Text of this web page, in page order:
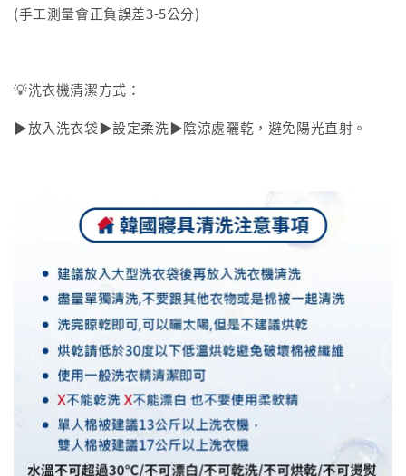
(手工測量會正負誤差3-5公分)
💡洗衣機清潔方式：
▶放入洗衣袋▶設定柔洗▶陰涼處曬乾，避免陽光直射。